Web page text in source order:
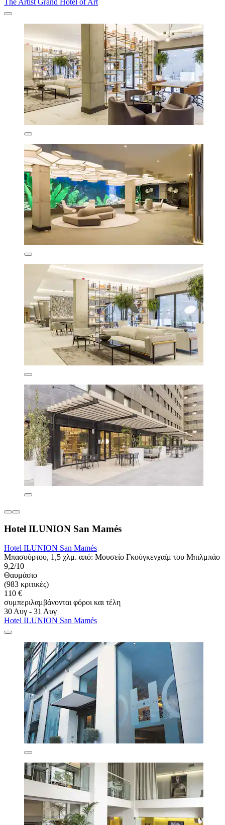
Hotel ILUNION San Mamés
Hotel ILUNION San Mamés
Μπασούρτου, 1,5 χλμ. από: Μουσείο Γκούγκενχαϊμ του Μπιλμπάο
9,2/10
Θαυμάσιο
(983 κριτικές)
110 €
συμπεριλαμβάνονται φόροι και τέλη
30 Αυγ - 31 Αυγ
Hotel ILUNION San Mamés